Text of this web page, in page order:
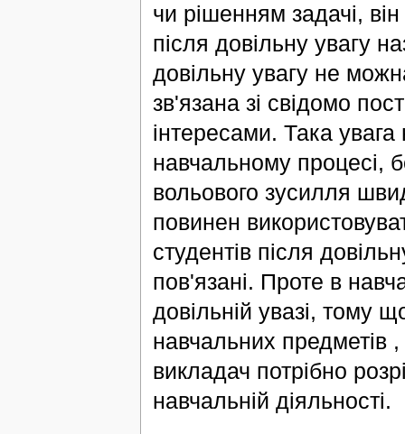
чи рішенням задачі,
після довільну увагу
довільну увагу не
зв'язана зі свідомо
інтересами. Така
навчальному процесі,
вольового зусилля
повинен
студентів після
пов'язані. Проте в
довільній увазі, тому
навчальних предметів
викладач потрібно
навчальній діяльності.